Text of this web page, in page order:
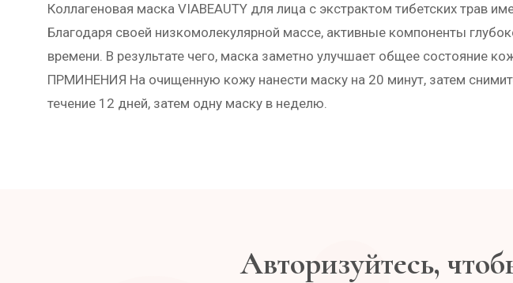
Коллагеновая маска VIABEAUTY для лица с экстрактом тибетских
Благодаря своей низкомолекулярной массе, активные компоненты
времени. В результате чего, маска заметно улучшает общее
ПРМИНЕНИЯ На очищенную кожу нанести маску на 20 минут, затем
течение 12 дней, затем одну маску в неделю.
Авторизуйтесь,